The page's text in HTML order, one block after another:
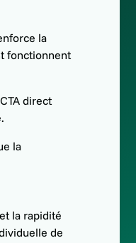
la
fonctionnent
direct
la
la rapidité
de